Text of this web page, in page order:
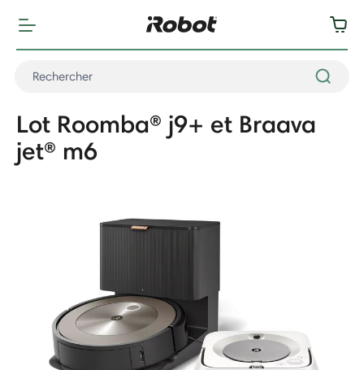
Lot Roomba® j9+ et Braava
jet® m6